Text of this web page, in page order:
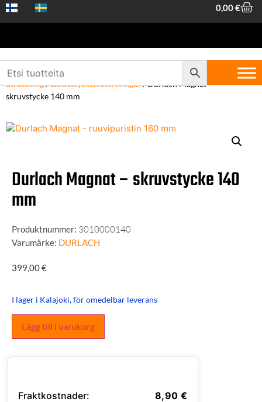
0,00€
Hem /Maskiner och verktyg
utrustning/Skruvstycken och tvingar/ Durlach Magnat –
skruvstycke 140 mm
Durlach Magnat – skruvstycke 140
mm
Produktnummer: 3010000140
Varumärke: DURLACH
399,00€
I lager i Kalajoki, för omedelbar leverans
Lägg till i varukorg
Fraktkostnader: 8,90 €